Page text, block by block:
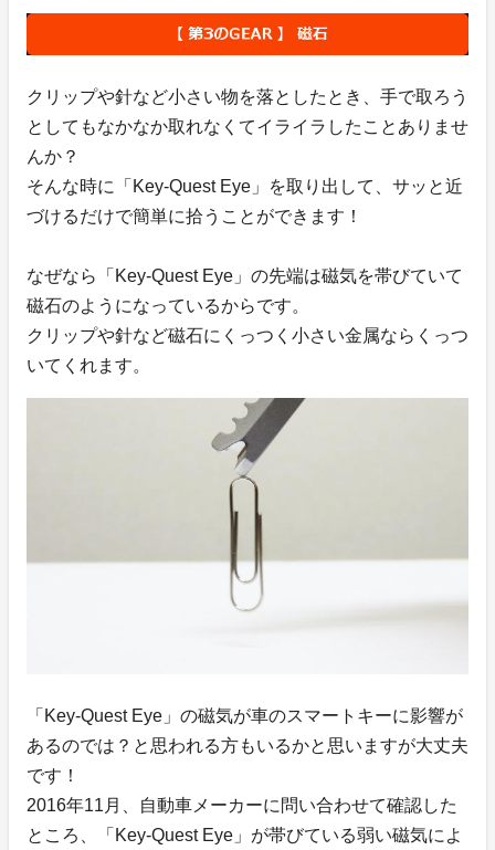
クリップや針など小さい物を落としたとき、手で取ろう
としてもなかなか取れなくてイライラしたことありませ
んか？
そんな時に「Key-Quest Eye」を取り出して、サッと近
づけるだけで簡単に拾うことができます！
なぜなら「Key-Quest Eye」の先端は磁気を帯びていて
磁石のようになっているからです。
クリップや針など磁石にくっつく小さい金属ならくっつ
いてくれます。
「Key-Quest Eye」の磁気が車のスマートキーに影響が
あるのでは？と思われる方もいるかと思いますが大丈夫
です！
2016年11月、自動車メーカーに問い合わせて確認した
ところ、「Key-Quest Eye」が帯びている弱い磁気によ